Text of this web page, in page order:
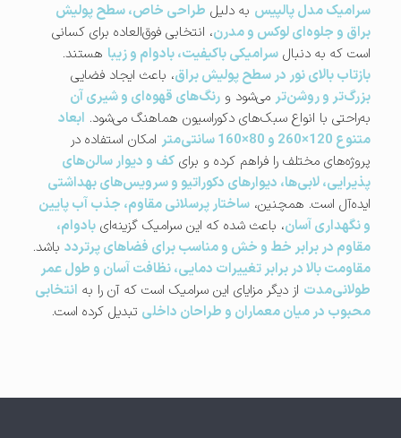
سرامیک مدل پالپیس به دلیل طراحی خاص، سطح پولیش
براق و جلوه‌ای لوکس و مدرن، انتخابی فوق‌العاده برای کسانی
است که به دنبال سرامیکی باکیفیت، بادوام و زیبا هستند.
بازتاب بالای نور در سطح پولیش براق، باعث ایجاد فضایی
بزرگ‌تر و روشن‌ترمی‌شود و رنگ‌های قهوه‌ای و شیری آن
به‌راحتی با انواع سبک‌های دکوراسیون هماهنگ می‌شود. ابعاد
متنوع 120×260 و 80×160 سانتی‌متر
امکان استفاده در
پروژه‌های مختلف را فراهم کرده و برای کف و دیوار سالن‌های
پذیرایی، لابی‌ها، دیوارهای دکوراتیو و سرویس‌های بهداشتی
ایده‌آل است. همچنین، ساختار پرسلانی مقاوم، جذب آب پایین
و نگهداری آسان، باعث شده که این سرامیک گزینه‌ای بادوام،
مقاوم در برابر خط و خش و مناسب برای فضاهای پرترددباشد.
مقاومت بالا در برابر تغییرات دمایی، نظافت آسان و طول عمر
طولانی‌مدت از دیگر مزایای این سرامیک است که آن را به انتخابی
محبوب در میان معماران و طراحان داخلی تبدیل کرده است.